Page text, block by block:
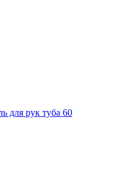
для рук туба 60